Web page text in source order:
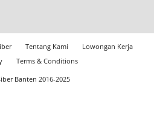
Tentang Kami
Lowongan Kerja
Terms & Conditions
Banten 2016-2025